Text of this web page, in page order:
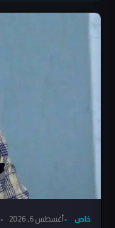
خاص أغسطس 6, 2026